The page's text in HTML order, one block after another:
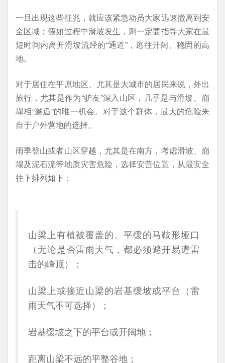
一旦出现这些征兆，就应该紧急动员大家迅速撤离到安
全区域；假如过程中滑坡发生，则一定要指导大家在最
短时间内离开滑坡流经的“通道”，逃往开阔、稳固的高
地。
对于居住在平原地区、尤其是大城市的居民来说，外出
旅行，尤其是作为“驴友”深入山区，几乎是与滑坡、崩
塌相“邂逅”的唯一机会。对于这个群体，最大的危险来
自于户外营地的选择。
雨季登山或者山区穿越，尤其是在南方，考虑滑坡、崩
塌及泥石流等地质灾害危险，选择安营位置，从最安全
往下排列如下：
山梁上有植被覆盖的、平缓的马鞍形垭口
（无论是否雷雨天气，都必须避开易遭雷
击的峰顶）；
山梁上或接近山梁的岩基缓坡或平台（雷
雨天气不可选择）；
岩基缓坡之下的平台或开阔地；
距离山梁不远的平整谷地；